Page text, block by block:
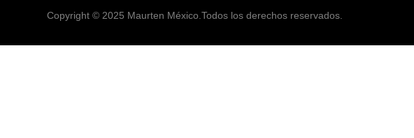
Copyright © 2025 Maurten México.Todos los derechos reservados.